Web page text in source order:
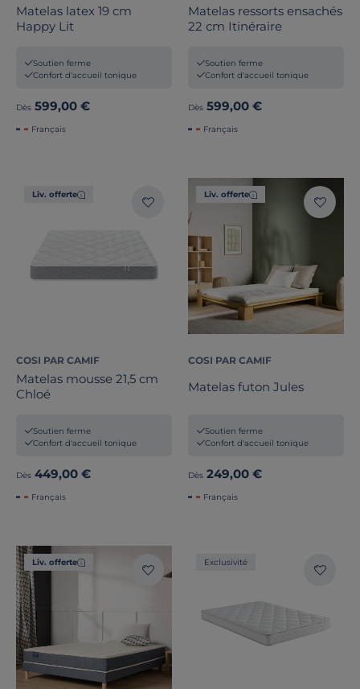
Matelas latex 19 cm
Happy Lit
Soutien ferme
Confort d'accueil tonique
Dès 599,00 €
Français
Matelas ressorts ensachés
22 cm Itinéraire
Soutien ferme
Confort d'accueil tonique
Dès 599,00 €
Français
Liv. offerte
COSI PAR CAMIF
Matelas mousse 21,5 cm
Chloé
Soutien ferme
Confort d'accueil tonique
Dès 449,00 €
Français
Liv. offerte
COSI PAR CAMIF
Matelas futon Jules
Soutien ferme
Confort d'accueil tonique
Dès 249,00 €
Français
Liv. offerte Exclusivité